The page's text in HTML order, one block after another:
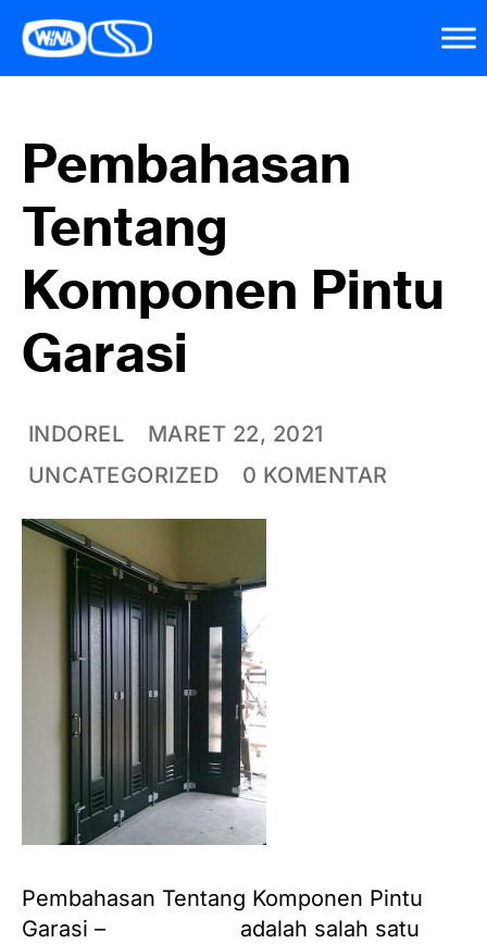
Pembahasan
Tentang
Komponen Pintu
Garasi
INDOREL
MARET 22, 2021
UNCATEGORIZED
0 KOMENTAR
Pembahasan Tentang Komponen Pintu
Garasi –
adalah salah satu